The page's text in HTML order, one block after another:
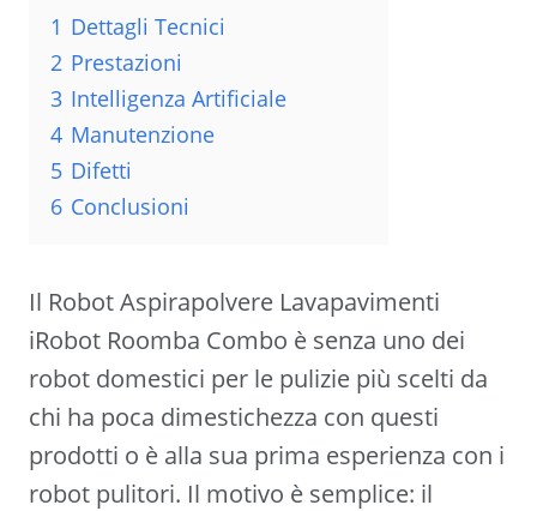
1 Dettagli Tecnici
2 Prestazioni
3 Intelligenza Artificiale
4 Manutenzione
5 Difetti
6 Conclusioni
Il Robot Aspirapolvere Lavapavimenti
iRobot Roomba Combo è senza uno dei
robot domestici per le pulizie più scelti da
chi ha poca dimestichezza con questi
prodotti o è alla sua prima esperienza con i
robot pulitori. Il motivo è semplice: il